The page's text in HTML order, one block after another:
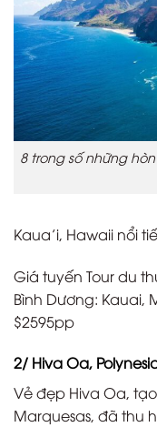
8 trong số những
Kaua’i, Hawaii nổi
Giá tuyến Tour du
Bình Dương: Kauai,
$2595pp
2/ Hiva Oa,
Vẻ đẹp Hiva Oa,
Marquesas, đã thu